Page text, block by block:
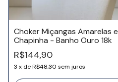
Choker Miçangas Amarelas e
Chapinha - Banho Ouro 18k
R$144,90
3 x deR$48,30 sem juros